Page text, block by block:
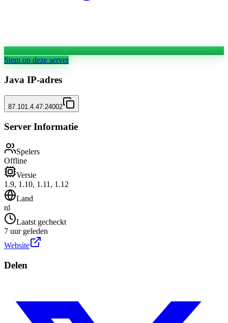
Stem op deze server
Java IP-adres
87.101.4.47:24002
Server Informatie
Spelers
Offline
Versie
1.9, 1.10, 1.11, 1.12
Land
nl
Laatst gecheckt
7 uur geleden
Website
Delen